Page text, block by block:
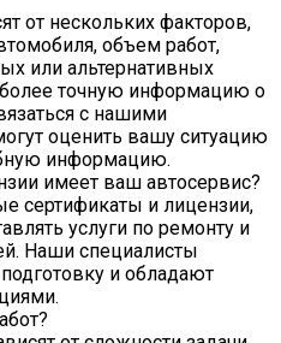
от нескольких факторов,
объем работ,
или альтернативных
более точную информацию о
с нашими
оценить вашу ситуацию
информацию.
имеет ваш автосервис?
сертификаты и лицензии,
услуги по ремонту и
Наши специалисты
и обладают